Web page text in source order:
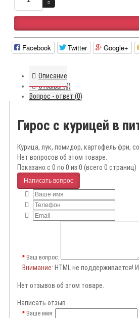
Facebook Twitter Google+
Описание
Отзывы (0)
Вопрос - ответ (0)
Гирос с курицей в
Курица, лук, помидор, картофель фри,
Нет вопросов об этом товаре.
Показано с 0 по 0 из 0 (всего 0 страниц)
Написать вопрос
Ваш вопрос:
Внимание: HTML не поддерживается!
Нет отзывов об этом товаре.
Написать отзыв
Ваше имя: